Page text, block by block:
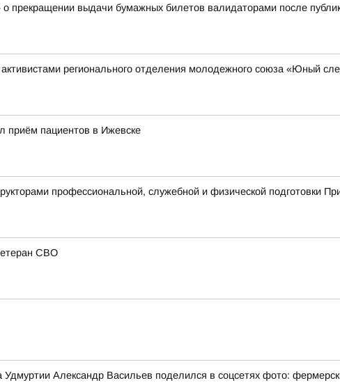
выдачи бумажных билетов валидаторами после
регионального отделения молодежного союза «Юный
приём пациентов в Ижевске
профессиональной, служебной и физической подготовки
СВО
Удмуртии Александр Васильев поделился в соцсетях фото: